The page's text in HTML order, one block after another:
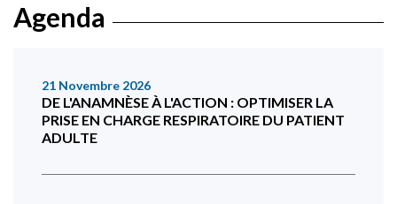
Agenda
21 Novembre 2026
DE L'ANAMNÈSE À L'ACTION : OPTIMISER LA
PRISE EN CHARGE RESPIRATOIRE DU PATIENT
ADULTE